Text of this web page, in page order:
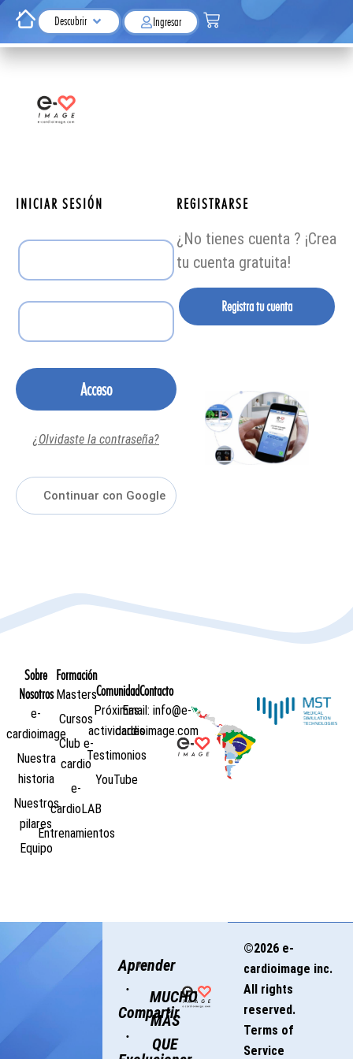
Descubrir Ingresar
INICIAR SESIÓN
Acceso
¿Olvidaste la contraseña?
REGISTRARSE
¿No tienes cuenta ? ¡Crea
tu cuenta gratuita!
Registra tu cuenta
Sobre
Nosotros
e-
cardioimage
Nuestra
historia
Nuestros
pilares
Equipo
Formación
Masters
Cursos
Club e-
cardio
e-
cardioLAB
Entrenamientos
Comunidad
Próximas
actividades
Testimonios
YouTube
Contacto
Email: info@e-
cardioimage.com
Aprender
·
Compartir
·
MUCHO
MÁS
QUE
©2026 e-
cardioimage inc.
All rights
reserved.
Terms of
Service